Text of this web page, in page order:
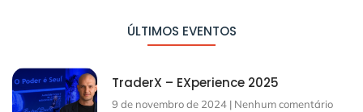
ÚLTIMOS EVENTOS
TraderX – EXperience 2025
9 de novembro de 2024 Nenhum comentário